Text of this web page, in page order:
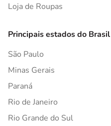
Loja de Roupas
Principais estados do Brasil
São Paulo
Minas Gerais
Paraná
Rio de Janeiro
Rio Grande do Sul